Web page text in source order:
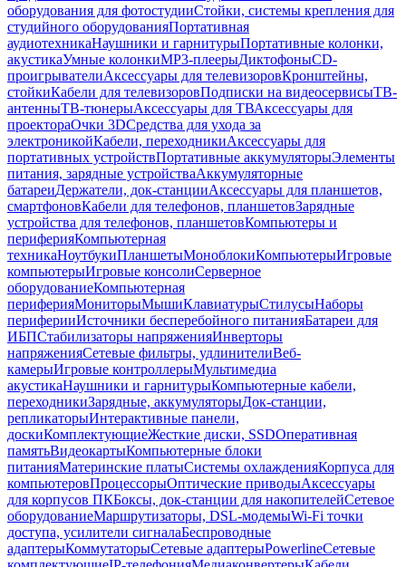
оборудования для фотостудииСтойки, системы крепления для
студийного оборудованияПортативная
аудиотехникаНаушники и гарнитурыПортативные колонки,
акустикаУмные колонкиMP3-плеерыДиктофоныCD-
проигрывателиАксессуары для телевизоровКронштейны,
стойкиКабели для телевизоровПодписки на видеосервисыТВ-
антенныТВ-тюнерыАксессуары для ТВАксессуары для
проектораОчки 3DСредства для ухода за
электроникойКабели, переходникиАксессуары для
портативных устройствПортативные аккумуляторыЭлементы
питания, зарядные устройстваАккумуляторные
батареиДержатели, док-станцииАксессуары для планшетов,
смартфоновКабели для телефонов, планшетовЗарядные
устройства для телефонов, планшетовКомпьютеры и
периферияКомпьютерная
техникаНоутбукиПланшетыМоноблокиКомпьютерыИгровые
компьютерыИгровые консолиСерверное
оборудованиеКомпьютерная
периферияМониторыМышиКлавиатурыСтилусыНаборы
периферииИсточники бесперебойного питанияБатареи для
ИБПСтабилизаторы напряженияИнверторы
напряженияСетевые фильтры, удлинителиВеб-
камерыИгровые контроллерыМультимедиа
акустикаНаушники и гарнитурыКомпьютерные кабели,
переходникиЗарядные, аккумуляторыДок-станции,
репликаторыИнтерактивные панели,
доскиКомплектующиеЖесткие диски, SSDОперативная
памятьВидеокартыКомпьютерные блоки
питанияМатеринские платыСистемы охлажденияКорпуса для
компьютеровПроцессорыОптические приводыАксессуары
для корпусов ПКБоксы, док-станции для накопителейСетевое
оборудованиеМаршрутизаторы, DSL-модемыWi-Fi точки
доступа, усилители сигналаБеспроводные
адаптерыКоммутаторыСетевые адаптерыPowerlineСетевые